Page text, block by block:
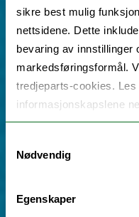
sikre best mulig
nettsidene. Dette
bevaring av innstillinger
markedsføringsformål.
tredjeparts-cookies.
informasjonskapslene
Nødvendig
Egenskaper